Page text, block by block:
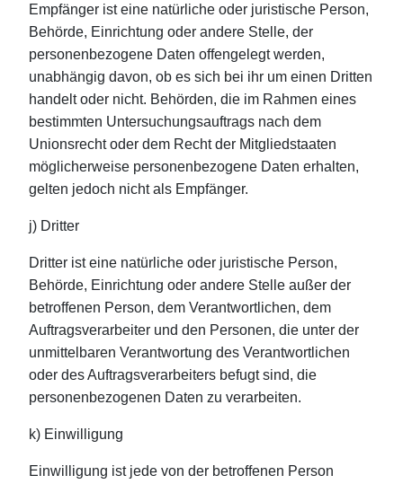
Empfänger ist eine natürliche oder juristische Person,
Behörde, Einrichtung oder andere Stelle, der
personenbezogene Daten offengelegt werden,
unabhängig davon, ob es sich bei ihr um einen Dritten
handelt oder nicht. Behörden, die im Rahmen eines
bestimmten Untersuchungsauftrags nach dem
Unionsrecht oder dem Recht der Mitgliedstaaten
möglicherweise personenbezogene Daten erhalten,
gelten jedoch nicht als Empfänger.
j) Dritter
Dritter ist eine natürliche oder juristische Person,
Behörde, Einrichtung oder andere Stelle außer der
betroffenen Person, dem Verantwortlichen, dem
Auftragsverarbeiter und den Personen, die unter der
unmittelbaren Verantwortung des Verantwortlichen
oder des Auftragsverarbeiters befugt sind, die
personenbezogenen Daten zu verarbeiten.
k) Einwilligung
Einwilligung ist jede von der betroffenen Person